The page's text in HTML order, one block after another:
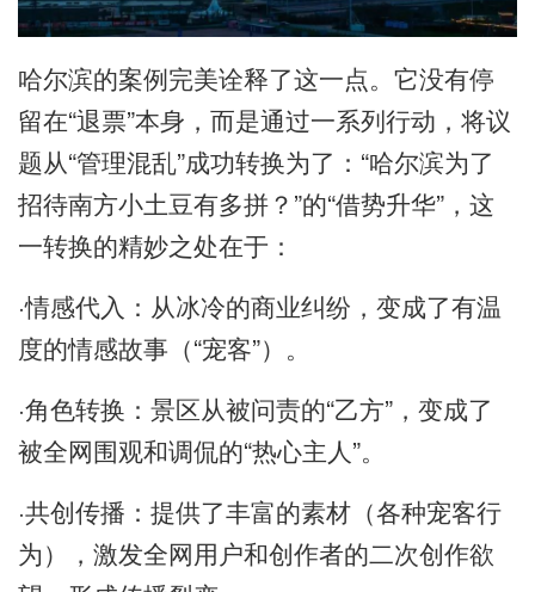
哈尔滨的案例完美诠释了这一点。它没有停
留在“退票”本身，而是通过一系列行动，将议
题从“管理混乱”成功转换为了：“哈尔滨为了
招待南方小土豆有多拼？”的“借势升华”，这
一转换的精妙之处在于：
·情感代入：从冰冷的商业纠纷，变成了有温
度的情感故事（“宠客”）。
·角色转换：景区从被问责的“乙方”，变成了
被全网围观和调侃的“热心主人”。
·共创传播：提供了丰富的素材（各种宠客行
为），激发全网用户和创作者的二次创作欲